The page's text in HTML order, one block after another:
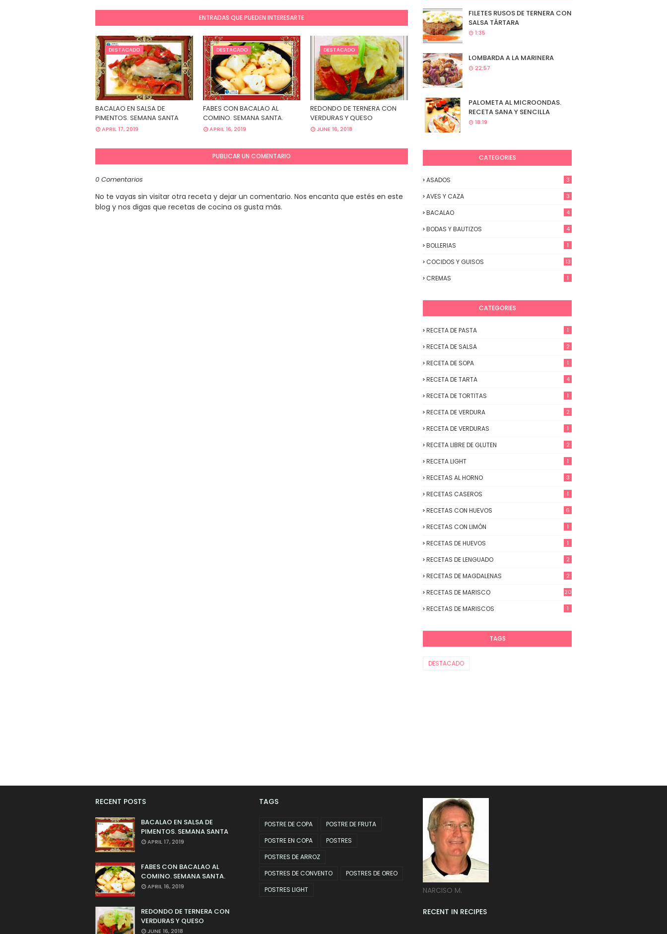
ENTRADAS QUE PUEDEN INTERESARTE
DESTACADO
BACALAO EN SALSA DE
PIMENTOS. SEMANA SANTA
APRIL 17, 2019
DESTACADO
FABES CON BACALAO AL
COMINO. SEMANA SANTA.
APRIL 16, 2019
DESTACADO
REDONDO DE TERNERA CON
VERDURAS Y QUESO
JUNE 16, 2018
PUBLICAR UN COMENTARIO
0 Comentarios
No te vayas sin visitar otra receta y dejar un comentario. Nos encanta que estés en este
blog y nos digas que recetas de cocina os gusta más.
FILETES RUSOS DE TERNERA CON
SALSA TÁRTARA
1:35
LOMBARDA A LA MARINERA
22:57
PALOMETA AL MICROONDAS.
RECETA SANA Y SENCILLA
18:19
CATEGORIES
ASADOS 3
AVES Y CAZA 3
BACALAO 4
BODAS Y BAUTIZOS 4
BOLLERIAS 1
COCIDOS Y GUISOS 13
CREMAS 1
CATEGORIES
RECETA DE PASTA 1
RECETA DE SALSA 2
RECETA DE SOPA 1
RECETA DE TARTA 4
RECETA DE TORTITAS 1
RECETA DE VERDURA 2
RECETA DE VERDURAS 1
RECETA LIBRE DE GLUTEN 2
RECETA LIGHT 1
RECETAS AL HORNO 3
RECETAS CASEROS 1
RECETAS CON HUEVOS 6
RECETAS CON LIMÓN 1
RECETAS DE HUEVOS 1
RECETAS DE LENGUADO 2
RECETAS DE MAGDALENAS 2
RECETAS DE MARISCO 20
RECETAS DE MARISCOS 1
TAGS
DESTACADO
RECENT POSTS
BACALAO EN SALSA DE
PIMENTOS. SEMANA SANTA
APRIL 17, 2019
FABES CON BACALAO AL
COMINO. SEMANA SANTA.
APRIL 16, 2019
REDONDO DE TERNERA CON
VERDURAS Y QUESO
JUNE 16, 2018
TAGS
POSTRE DE COPA
POSTRE DE FRUTA
POSTRE EN COPA
POSTRES
POSTRES DE ARROZ
POSTRES DE CONVENTO
POSTRES DE OREO
POSTRES LIGHT
NARCISO M.
RECENT IN RECIPES